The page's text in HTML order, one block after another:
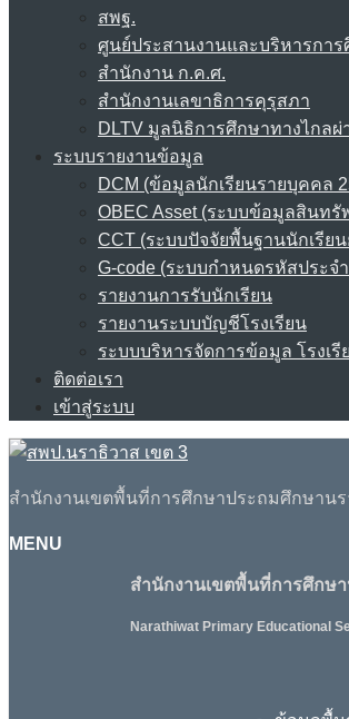
สพฐ.
ศูนย์ประสานงานและบริหารกา
สำนักงาน ก.ค.ศ.
สำนักงานเลขาธิการคุรุสภา
DLTV มูลนิธิการศึกษาทางไกลผ่
ระบบรายงานข้อมูล
DCM (ข้อมูลนักเรียนรายบุคคล
OBEC Asset (ระบบข้อมูลสินทรั
CCT (ระบบปัจจัยพื้นฐานนักเรีย
G-code (ระบบกำหนดรหัสประจ
รายงานการรับนักเรียน
รายงานระบบบัญชีโรงเรียน
ระบบบริหารจัดการข้อมูล โรงเรี
ติดต่อเรา
เข้าสู่ระบบ
สำนักงานเขตพื้นที่การศึกษาประถมศึกษานร
MENU
สำนักงานเขตพื้นที่การศึกษ
Narathiwat Primary Educational